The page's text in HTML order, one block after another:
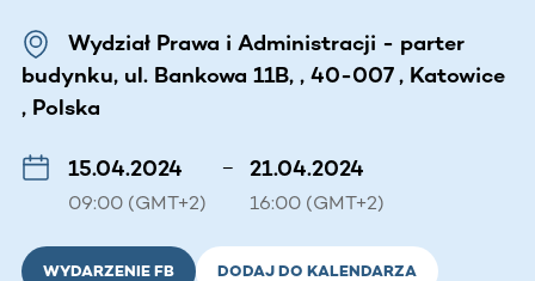
Wydział Prawa i Administracji - parter
budynku, ul. Bankowa 11B, , 40-007 , Katowice
, Polska
15.04.2024
09:00 (GMT+2)
– 21.04.2024
16:00 (GMT+2)
WYDARZENIE FB DODAJ DO KALENDARZA